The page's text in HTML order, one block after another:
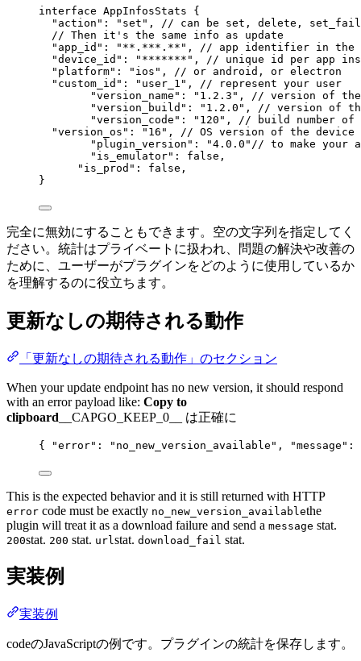
interface AppInfosStats {
"action" : "set" , // can be set, delete,
// Then it's the same info as update
"app_id" : "**.***.**" , // app identifier in the
"device_id" : "*******" , // unique id per app
"platform" : "ios" , // or android, or electron
"custom_id" : "user_1" , // represent your user
"version_name" : "1.2.3" , // version of the
"version_build" : "1.2.0" , // version of
"version_code" : "120" , // build number
"version_os" : "16" , // OS version of the device
"plugin_version" : "4.0.0" // to make your
"is_emulator" : false ,
"is_prod" : false ,
}
完全に無効にすることもできます。空の文字列を指定してく
ださい。統計はプライベートに扱われ、問題の解決や改善の
ために、ユーザーがプラグインをどのように使用しているか
を理解するのに役立ちます。
更新なしの期待される動作
「更新なしの期待される動作」のセクション
When your update endpoint has no new version, it should respond
with an error payload like: Copy to
clipboard __CAPGO_KEEP_0__ は正確に
{ "error" : "no_new_version_available" , "message" :
This is the expected behavior and it is still returned with HTTP
error code must be exactly no_new_version_availablethe
plugin will treat it as a download failure and send a message stat.
200stat. 200 stat. urlstat. download_fail stat.
実装例
実装例
codeのJavaScriptの例です。プラグインの統計を保存します。